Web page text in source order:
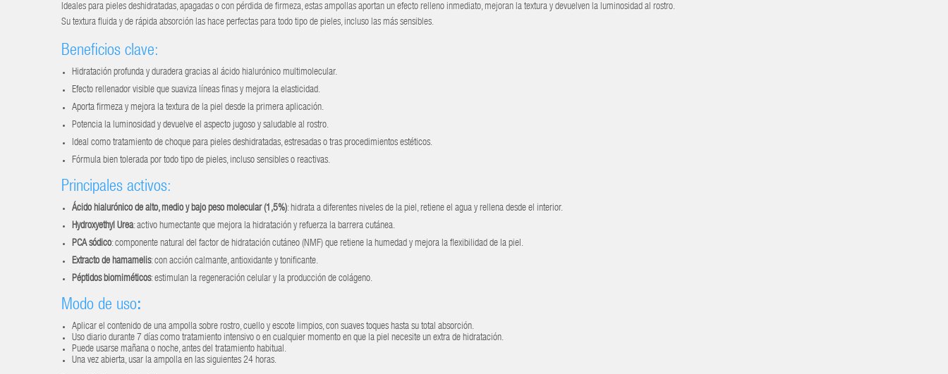
Ideales para pieles deshidratadas, apagadas o con pérdida de firmeza, estas ampollas aportan un efecto relleno inmediato, mejoran la textura y devuelven la luminosidad al rostro.
Su textura fluida y de rápida absorción las hace perfectas para todo tipo de pieles, incluso las más sensibles.
Beneficios clave:
Hidratación profunda y duradera gracias al ácido hialurónico multimolecular.
Efecto rellenador visible que suaviza líneas finas y mejora la elasticidad.
Aporta firmeza y mejora la textura de la piel desde la primera aplicación.
Potencia la luminosidad y devuelve el aspecto jugoso y saludable al rostro.
Ideal como tratamiento de choque para pieles deshidratadas, estresadas o tras procedimientos estéticos.
Fórmula bien tolerada por todo tipo de pieles, incluso sensibles o reactivas.
Principales activos:
Ácido hialurónico de alto, medio y bajo peso molecular (1,5%): hidrata a diferentes niveles de la piel, retiene el agua y rellena desde el interior.
Hydroxyethyl Urea: activo humectante que mejora la hidratación y refuerza la barrera cutánea.
PCA sódico: componente natural del factor de hidratación cutáneo (NMF) que retiene la humedad y mejora la flexibilidad de la piel.
Extracto de hamamelis: con acción calmante, antioxidante y tonificante.
Péptidos biomiméticos: estimulan la regeneración celular y la producción de colágeno.
Modo de uso:
Aplicar el contenido de una ampolla sobre rostro, cuello y escote limpios, con suaves toques hasta su total absorción.
Uso diario durante 7 días como tratamiento intensivo o en cualquier momento en que la piel necesite un extra de hidratación.
Puede usarse mañana o noche, antes del tratamiento habitual.
Una vez abierta, usar la ampolla en las siguientes 24 horas.